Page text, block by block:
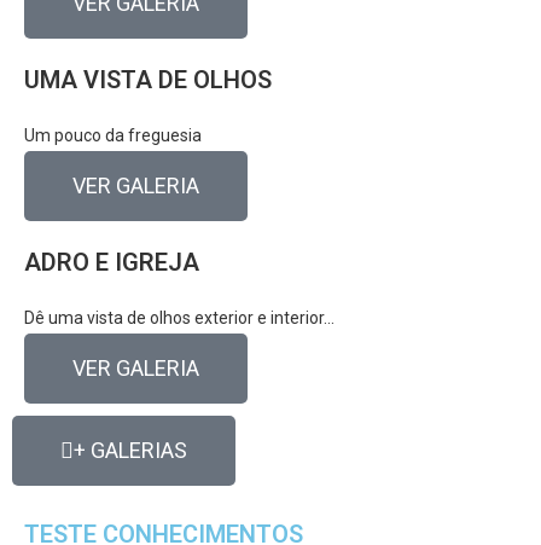
UMA VISTA DE OLHOS
Um pouco da freguesia
VER GALERIA
ADRO E IGREJA
Dê uma vista de olhos exterior e interior...
VER GALERIA
+ GALERIAS
TESTE CONHECIMENTOS